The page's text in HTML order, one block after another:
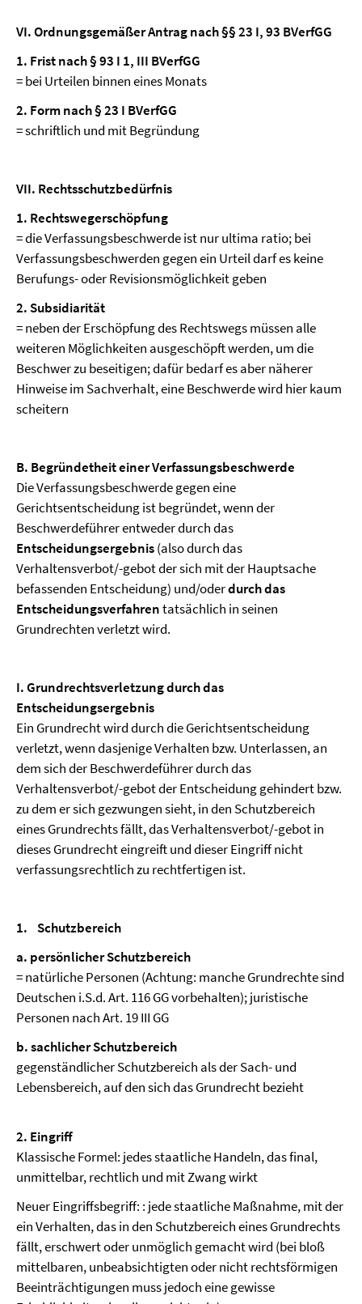
VI. Ordnungsgemäßer Antrag nach §§ 23 I, 93 BVerfGG
1. Frist nach § 93 I 1, III BVerfGG
= bei Urteilen binnen eines Monats
2. Form nach § 23 I BVerfGG
= schriftlich und mit Begründung
VII. Rechtsschutzbedürfnis
1. Rechtswegerschöpfung
= die Verfassungsbeschwerde ist nur ultima ratio; bei
Verfassungsbeschwerden gegen ein Urteil darf es keine
Berufungs- oder Revisionsmöglichkeit geben
2. Subsidiarität
= neben der Erschöpfung des Rechtswegs müssen alle
weiteren Möglichkeiten ausgeschöpft werden, um die
Beschwer zu beseitigen; dafür bedarf es aber näherer
Hinweise im Sachverhalt, eine Beschwerde wird hier kaum
scheitern
B. Begründetheit einer Verfassungsbeschwerde
Die Verfassungsbeschwerde gegen eine
Gerichtsentscheidung ist begründet, wenn der
Beschwerdeführer entweder durch das
Entscheidungsergebnis(also durch das
Verhaltensverbot/-gebot der sich mit der Hauptsache
befassenden Entscheidung) und/oderdurch das
Entscheidungsverfahrentatsächlich in seinen
Grundrechten verletzt wird.
I. Grundrechtsverletzung durch das
Entscheidungsergebnis
Ein Grundrecht wird durch die Gerichtsentscheidung
verletzt, wenn dasjenige Verhalten bzw. Unterlassen, an
dem sich der Beschwerdeführer durch das
Verhaltensverbot/-gebot der Entscheidung gehindert bzw.
zu dem er sich gezwungen sieht, in den Schutzbereich
eines Grundrechts fällt, das Verhaltensverbot/-gebot in
dieses Grundrecht eingreift und dieser Eingriff nicht
verfassungsrechtlich zu rechtfertigen ist.
1.
Schutzbereich
a. persönlicher Schutzbereich
= natürliche Personen (Achtung: manche Grundrechte sind
Deutschen i.S.d. Art. 116 GG vorbehalten); juristische
Personen nach Art. 19 III GG
b. sachlicher Schutzbereich
gegenständlicher Schutzbereich als der Sach- und
Lebensbereich, auf den sich das Grundrecht bezieht
2. Eingriff
Klassische Formel: jedes staatliche Handeln, das final,
unmittelbar, rechtlich und mit Zwang wirkt
Neuer Eingriffsbegriff: : jede staatliche Maßnahme, mit der
ein Verhalten, das in den Schutzbereich eines Grundrechts
fällt, erschwert oder unmöglich gemacht wird (bei bloß
mittelbaren, unbeabsichtigten oder nicht rechtsförmigen
Beeinträchtigungen muss jedoch eine gewisse